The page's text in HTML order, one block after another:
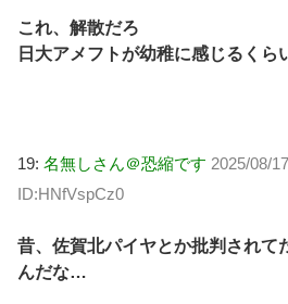
これ、解散だろ
日大アメフトが幼稚に感じるくら
19: 名無しさん＠恐縮です 2025/08/
ID:HNfVspCz0
昔、佐賀北パイヤとか批判されて
んだな…